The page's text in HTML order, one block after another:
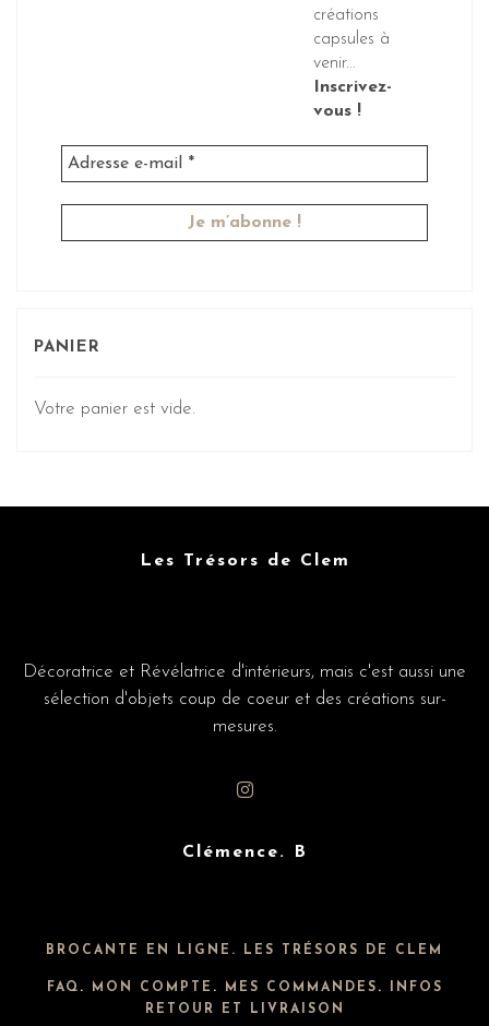
créations
capsules à
venir...
Inscrivez-
vous !
PANIER
Votre panier est vide.
Les Trésors de Clem
Décoratrice et Révélatrice d'intérieurs, mais c'est aussi une
sélection d'objets coup de coeur et des créations sur-
mesures.
Clémence. B
BROCANTE EN LIGNE. LES TRÉSORS DE CLEM
FAQ . MON COMPTE . MES COMMANDES .
INFOS
RETOUR ET LIVRAISON